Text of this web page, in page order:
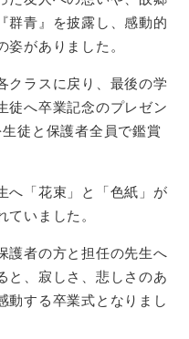
群青』を披露し、感動的
がありました。
ラスに戻り、最後の学
徒へ卒業記念のプレゼン
徒と保護者全員で鑑賞
「花束」と「色紙」が
いました。
者の方と担任の先生へ
と、寂しさ、悲しさのあ
動する卒業式となりまし